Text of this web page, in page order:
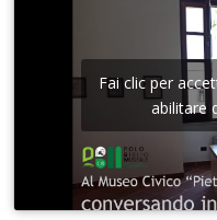
Fai clic per
abilitare